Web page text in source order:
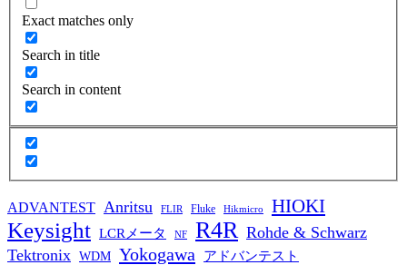
Exact matches only
Search in title
Search in content
ADVANTEST Anritsu FLIR Fluke Hikmicro HIOKI
Keysight LCRメータ NF R4R Rohde & Schwarz
Tektronix WDM Yokogawa アドバンテスト